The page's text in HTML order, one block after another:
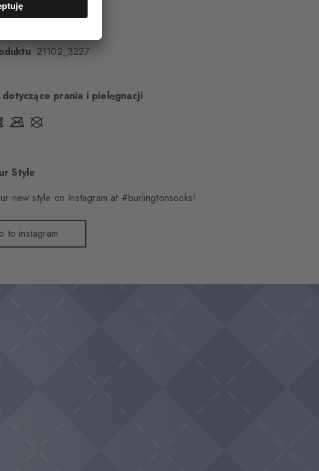
21102_3227
prania i pielęgnacji
Style
new style on Instagram at #burlingtonsocks!
to instagram